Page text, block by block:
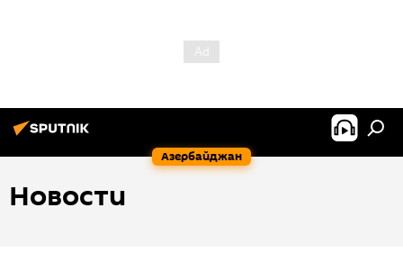
Азербайджан
Новости